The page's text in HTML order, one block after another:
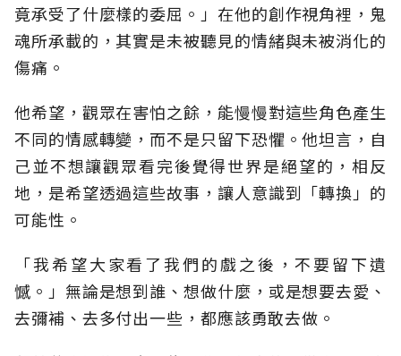
竟承受了什麼樣的委屈。」在他的創作視角裡，鬼
魂所承載的，其實是未被聽見的情緒與未被消化的
傷痛。
他希望，觀眾在害怕之餘，能慢慢對這些角色產生
不同的情感轉變，而不是只留下恐懼。他坦言，自
己並不想讓觀眾看完後覺得世界是絕望的，相反
地，是希望透過這些故事，讓人意識到「轉換」的
可能性。
「我希望大家看了我們的戲之後，不要留下遺
憾。」無論是想到誰、想做什麼，或是想要去愛、
去彌補、去多付出一些，都應該勇敢去做。